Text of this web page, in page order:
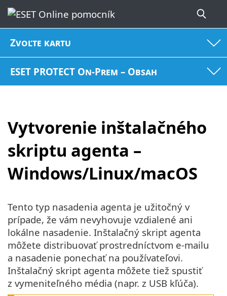
Zvoľte kartu
ESET PROTECT On-Prem – Obsah
Vytvorenie inštalačného
skriptu agenta –
Windows/Linux/macOS
Tento typ nasadenia agenta je užitočný v
prípade, že vám nevyhovuje vzdialené ani
lokálne nasadenie. Inštalačný skript agenta
môžete distribuovať prostredníctvom e‑mailu
a nasadenie ponechať na používateľovi.
Inštalačný skript agenta môžete tiež spustiť
z vymeniteľného média (napr. z USB kľúča).